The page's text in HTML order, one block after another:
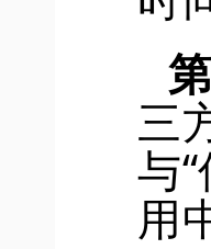
第
三
与
用